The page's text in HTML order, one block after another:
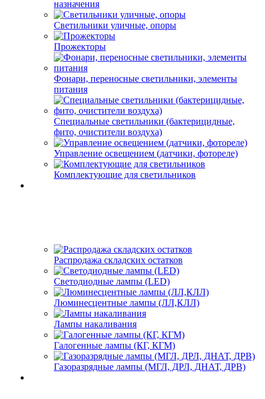
назначения
Светильники уличные, опоры
Прожекторы
Фонари, переносные светильники, элементы
питания
Специальные светильники (бактерицидные,
фито, очистители воздуха)
Управление освещением (датчики, фотореле)
Комплектующие для светильников
Распродажа складских остатков
Светодиодные лампы (LED)
Люминесцентные лампы (ЛЛ,КЛЛ)
Лампы накаливания
Галогенные лампы (КГ, КГМ)
Газоразрядные лампы (МГЛ, ДРЛ, ДНАТ, ДРВ)